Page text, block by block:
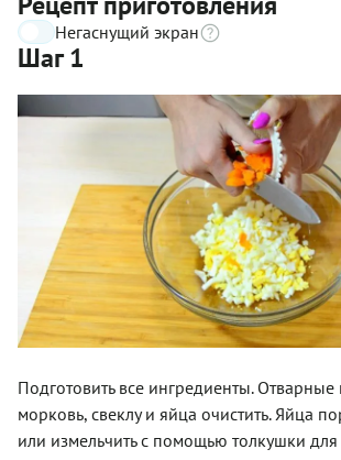
Негаснущий экран
Шаг 1
Подготовить все ингредиенты. Отварные
морковь, свеклу и яйца очистить. Яйца
или измельчить с помощью толкушки